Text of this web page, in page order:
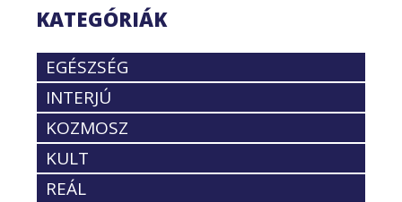
KATEGÓRIÁK
EGÉSZSÉG
INTERJÚ
KOZMOSZ
KULT
REÁL